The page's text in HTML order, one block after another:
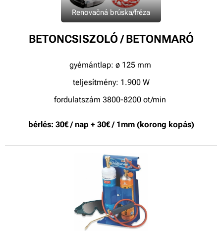
Renovačná brúska/fréza
BETONCSISZOLÓ / BETONMARÓ
gyémántlap: ø 125 mm
teljesítmény: 1.900 W
fordulatszám 3800-8200 ot/min
bérlés: 30€ / nap + 30€ / 1mm (korong kopás)